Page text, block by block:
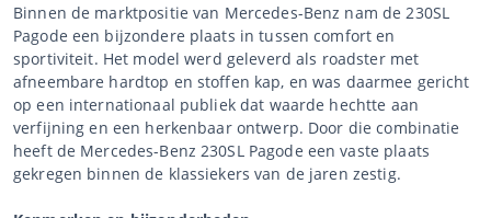
Binnen de marktpositie van Mercedes-Benz nam de 230SL
Pagode een bijzondere plaats in tussen comfort en
sportiviteit. Het model werd geleverd als roadster met
afneembare hardtop en stoffen kap, en was daarmee gericht
op een internationaal publiek dat waarde hechtte aan
verfijning en een herkenbaar ontwerp. Door die combinatie
heeft de Mercedes-Benz 230SL Pagode een vaste plaats
gekregen binnen de klassiekers van de jaren zestig.